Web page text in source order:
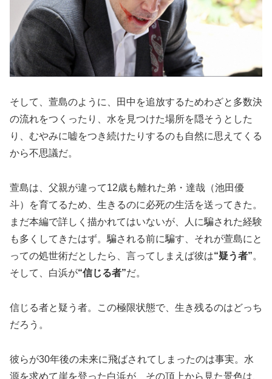
そして、萱島のように、田中を追放するためわざと多数決
の流れをつくったり、水を見つけた場所を隠そうとした
り、むやみに嘘をつき続けたりするのも自然に思えてくる
から不思議だ。
萱島は、父親が違って12歳も離れた弟・達哉（池田優
斗）を育てるため、生きるのに必死の生活を送ってきた。
まだ本編で詳しく描かれてはいないが、人に騙された経験
も多くしてきたはず。騙される前に騙す、それが萱島にと
っての処世術だとしたら、言ってしまえば彼は“疑う者”。
そして、白浜が“信じる者”だ。
信じる者と疑う者。この極限状態で、生き残るのはどっち
だろう。
彼らが30年後の未来に飛ばされてしまったのは事実。水
源を求めて崖を登った白浜が、その頂上から見た景色は、